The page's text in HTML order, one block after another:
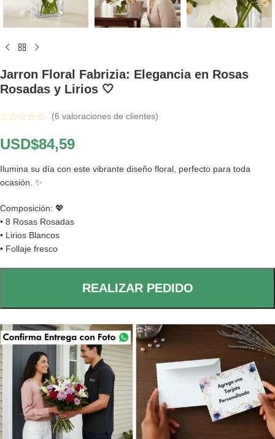
Jarron Floral Fabrizia: Elegancia en Rosas
Rosadas y Lirios 🤍
(6 valoraciones de clientes)
USD$84,59
Ilumina su día con este vibrante diseño floral, perfecto para toda
ocasión. ✨
Composición: 💖
• 8 Rosas Rosadas
• Lirios Blancos
• Follaje fresco
REALIZAR PEDIDO